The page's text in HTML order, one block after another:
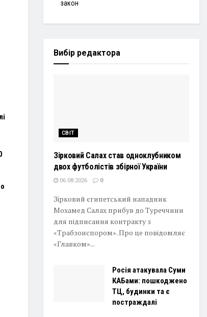
закон
Вибір редактора
СВІТ
Зірковий Салах став одноклубником
двох футболістів збірної України
06.08.2026 0
Зірковий єгипетський нападник
Мохамед Салах прибув до Туреччини
для підписання контракту з
«Трабзонспором». Про це повідомляє
«Главком»...
Росія атакувала Суми
КАБами: пошкоджено
ТЦ, будинки та є
постраждалі